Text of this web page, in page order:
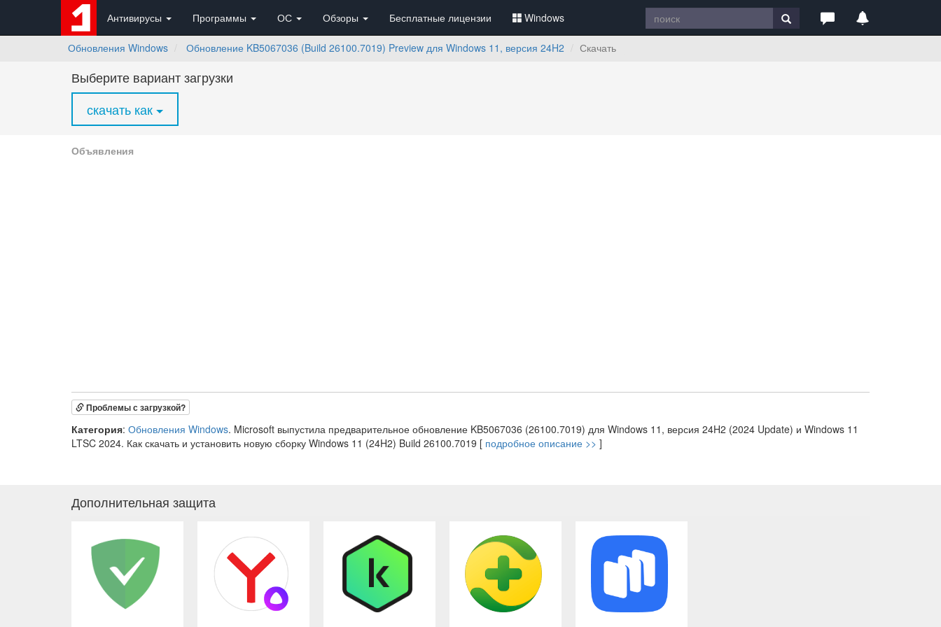
Антивирусы Программы ОС Обзоры Бесплатные лицензии Windows
Обновления Windows Обновление KB5067036 (Build 26100.7019) Preview для Windows 11, версия 24H2 Скачать
Выберите вариант загрузки
скачать как
Объявления
Проблемы с загрузкой?
Категория: Обновления Windows. Microsoft выпустила предварительное обновление KB5067036 (26100.7019) для Windows 11, версия 24H2 (2024 Update) и Windows 11
LTSC 2024. Как скачать и установить новую сборку Windows 11 (24H2) Build 26100.7019 [ подробное описание >> ]
Дополнительная защита